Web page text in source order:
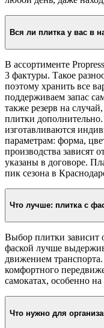
Вся ли плитка у вас в
В ассортименте
3 фактуры. Такое
поэтому хранить все
поддерживаем запас
также резерв на
плитки
изготавливаются
параметрам: форма,
производства зависят
указаны в договоре.
пик сезона в
Что лучше: плитка с
Выбор плитки зависит
фаской лучше
движением
комфортного
самокатах, особенно
Что нужно для